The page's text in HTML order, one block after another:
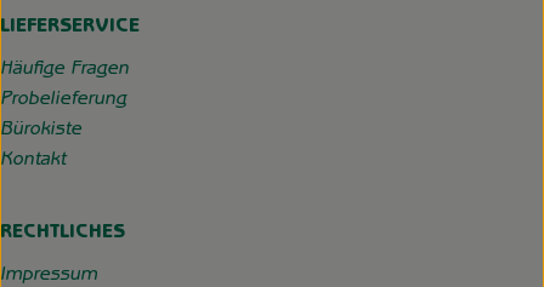
LIEFERSERVICE
Häufige Fragen
Probelieferung
Bürokiste
Kontakt
RECHTLICHES
Impressum